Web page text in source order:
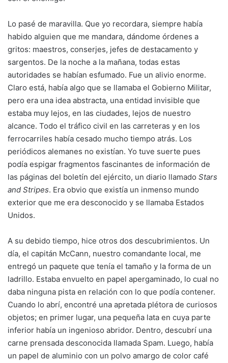
Lo pasé de maravilla. Que yo recordara, siempre había
habido alguien que me mandara, dándome órdenes a
gritos: maestros, conserjes, jefes de destacamento y
sargentos. De la noche a la mañana, todas estas
autoridades se habían esfumado. Fue un alivio enorme.
Claro está, había algo que se llamaba el Gobierno Militar,
pero era una idea abstracta, una entidad invisible que
estaba muy lejos, en las ciudades, lejos de nuestro
alcance. Todo el tráfico civil en las carreteras y en los
ferrocarriles había cesado mucho tiempo atrás. Los
periódicos alemanes no existían. Yo tuve suerte pues
podía espigar fragmentos fascinantes de información de
las páginas del boletín del ejército, un diario llamado Stars
and Stripes. Era obvio que existía un inmenso mundo
exterior que me era desconocido y se llamaba Estados
Unidos.
A su debido tiempo, hice otros dos descubrimientos. Un
día, el capitán McCann, nuestro comandante local, me
entregó un paquete que tenía el tamaño y la forma de un
ladrillo. Estaba envuelto en papel apergaminado, lo cual no
daba ninguna pista en relación con lo que podía contener.
Cuando lo abrí, encontré una apretada plétora de curiosos
objetos; en primer lugar, una pequeña lata en cuya parte
inferior había un ingenioso abridor. Dentro, descubrí una
carne prensada desconocida llamada Spam. Luego, había
un papel de aluminio con un polvo amargo de color café